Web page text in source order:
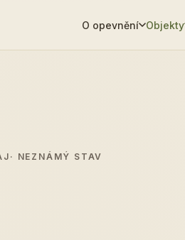
O opevnění Objekty
· NEZNÁMÝ STAV